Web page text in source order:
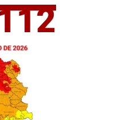
Emiliano García-